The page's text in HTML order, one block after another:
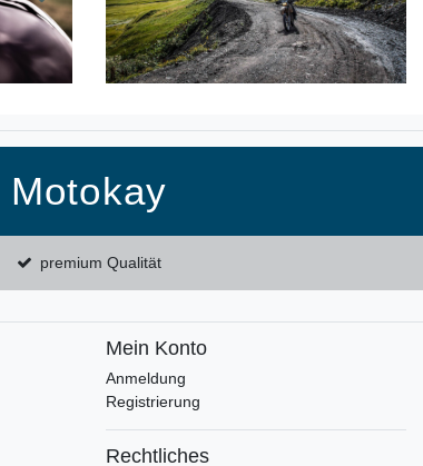
Motokay
premium Qualität
Mein Konto
Anmeldung
Registrierung
Rechtliches